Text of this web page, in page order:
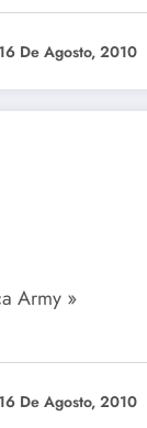
16 De Agosto, 2010
Army »
16 De Agosto, 2010